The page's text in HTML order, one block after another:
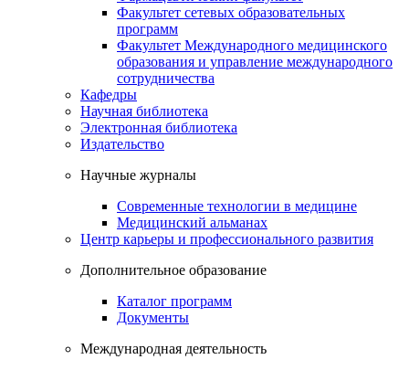
Факультет сетевых образовательных
программ
Факультет Международного медицинского
образования и управление международного
сотрудничества
Кафедры
Научная библиотека
Электронная библиотека
Издательство
Научные журналы
Современные технологии в медицине
Медицинский альманах
Центр карьеры и профессионального развития
Дополнительное образование
Каталог программ
Документы
Международная деятельность